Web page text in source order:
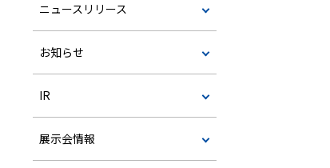
ニュースリリース
お知らせ
IR
展示会情報